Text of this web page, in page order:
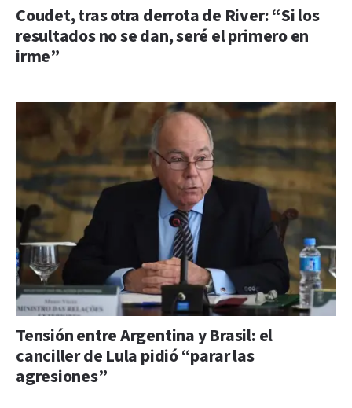
Coudet, tras otra derrota de River: “Si los
resultados no se dan, seré el primero en
irme”
Tensión entre Argentina y Brasil: el
canciller de Lula pidió “parar las
agresiones”